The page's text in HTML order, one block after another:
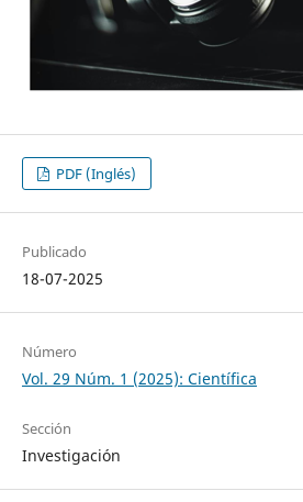
PDF (Inglés)
Publicado
18-07-2025
Número
Vol. 29 Núm. 1 (2025): Científica
Sección
Investigación